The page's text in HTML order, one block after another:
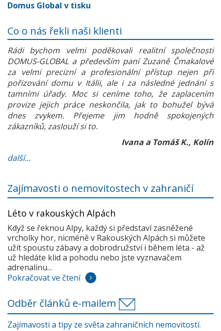
Domus Global v tisku
Co o nás řekli naši klienti
Rádi bychom velmi poděkovali realitní společnosti
DOMUS-GLOBAL a především paní Zuzaně Čmakalové
za velmi precizní a profesionální přístup nejen při
pořizování domu v Itálii, ale i za následné jednání s
tamními úřady. Moc si ceníme toho, že zaplacením
provize jejich práce neskončila, jak to bohužel bývá
dnes zvykem. Přejeme jim hodně spokojených
zákazníků, zaslouží si to.
Ivana a Tomáš K., Kolín
další...
Zajímavosti o nemovitostech v zahraničí
Léto v rakouských Alpách
Když se řeknou Alpy, každý si představí zasněžené
vrcholky hor, nicméně v Rakouských Alpách si můžete
užít spoustu zábavy a dobrodružství i během léta - až
už hledáte klid a pohodu nebo jste vyznavačem
adrenalinu...
Pokračovat ve čtení
Odběr článků e-mailem
Zajímavosti a tipy ze světa zahraničních nemovitostí.